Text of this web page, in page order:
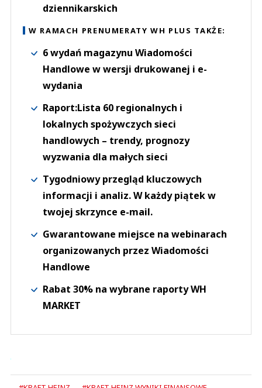
dziennikarskich
W RAMACH PRENUMERATY WH PLUS TAKŻE:
6 wydań magazynu Wiadomości
Handlowe w wersji drukowanej i e-
wydania
Raport:Lista 60 regionalnych i
lokalnych spożywczych sieci
handlowych – trendy, prognozy
wyzwania dla małych sieci
Tygodniowy przegląd kluczowych
informacji i analiz. W każdy piątek w
twojej skrzynce e-mail.
Gwarantowane miejsce na webinarach
organizowanych przez Wiadomości
Handlowe
Rabat 30% na wybrane raporty WH
MARKET